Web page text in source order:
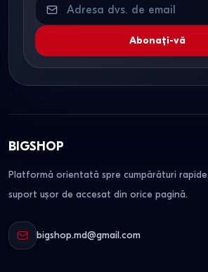
Abonați-vă
BIGSHOP
Platformă orientată spre cumpărături
suport ușor de accesat din orice pagină.
bigshop.md@gmail.com